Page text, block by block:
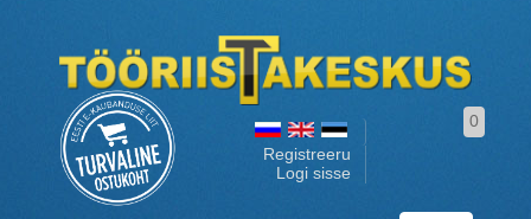
Registreeru
Logi sisse
0